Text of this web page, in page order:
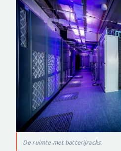
De ruimte met batterijracks.